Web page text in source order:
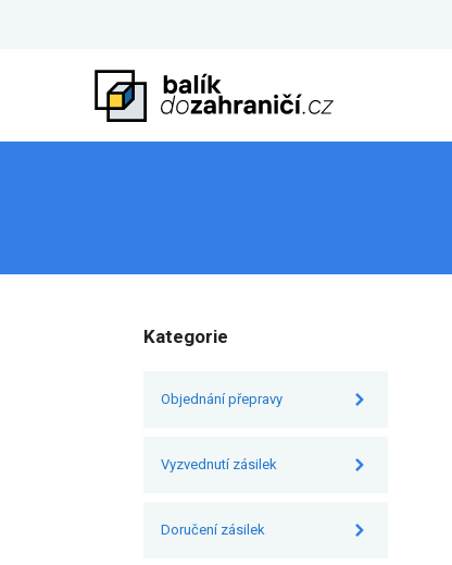
Kategorie
Objednání přepravy
Vyzvednutí zásilek
Doručení zásilek